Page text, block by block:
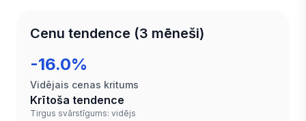
Cenu tendence (3 mēneši)
-16.0%
Vidējais cenas kritums
Krītoša tendence
Tirgus svārstīgums: vidējs